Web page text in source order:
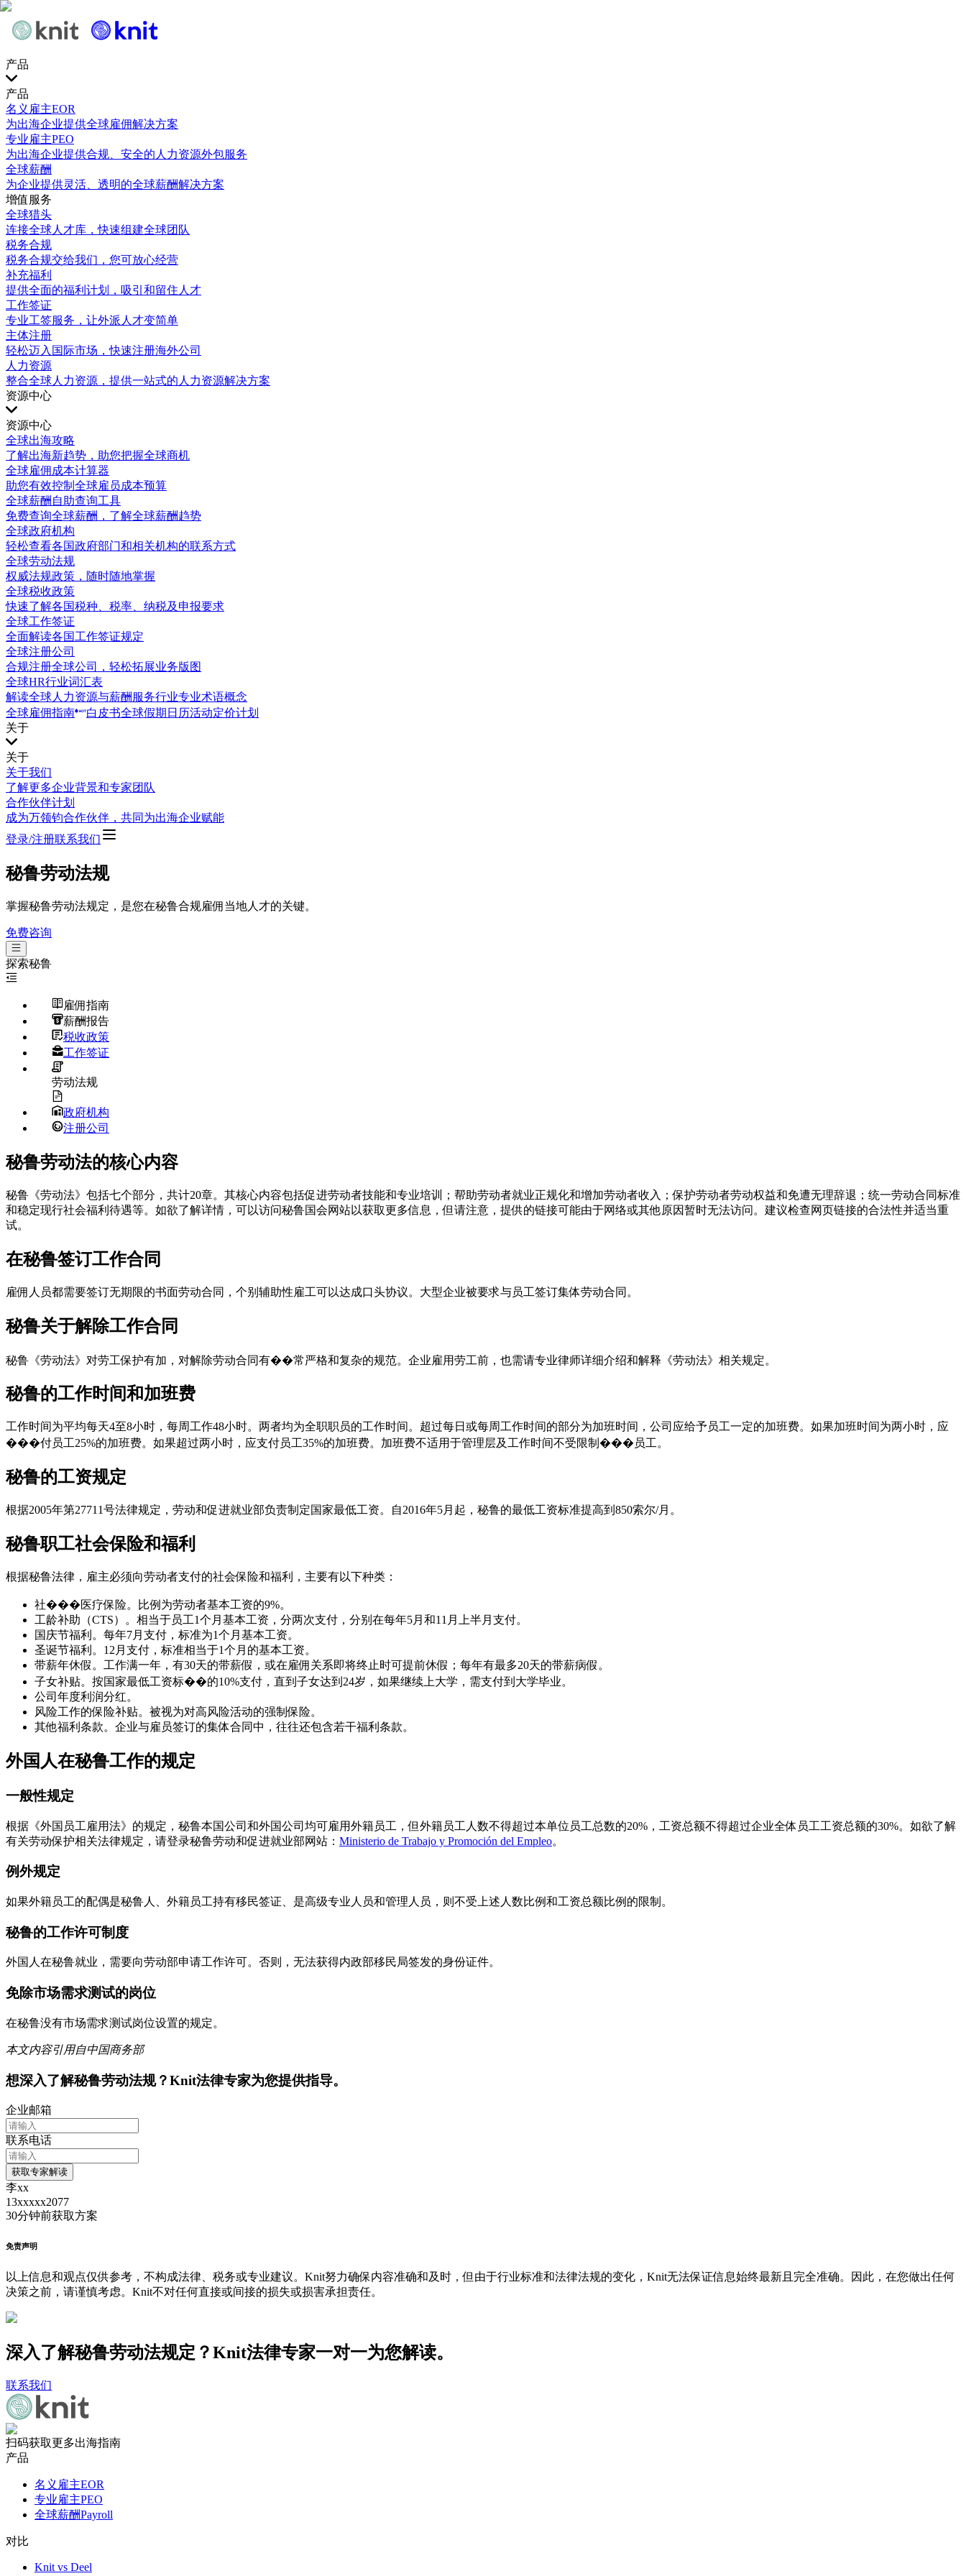
产品
产品
名义雇主EOR
为出海企业提供全球雇佣解决方案
专业雇主PEO
为出海企业提供合规、安全的人力资源外包服务
全球薪酬
为企业提供灵活、透明的全球薪酬解决方案
增值服务
全球猎头
连接全球人才库，快速组建全球团队
税务合规
税务合规交给我们，您可放心经营
补充福利
提供全面的福利计划，吸引和留住人才
工作签证
专业工签服务，让外派人才变简单
主体注册
轻松迈入国际市场，快速注册海外公司
人力资源
整合全球人力资源，提供一站式的人力资源解决方案
资源中心
资源中心
全球出海攻略
了解出海新趋势，助您把握全球商机
全球雇佣成本计算器
助您有效控制全球雇员成本预算
全球薪酬自助查询工具
免费查询全球薪酬，了解全球薪酬趋势
全球政府机构
轻松查看各国政府部门和相关机构的联系方式
全球劳动法规
权威法规政策，随时随地掌握
全球税收政策
快速了解各国税种、税率、纳税及申报要求
全球工作签证
全面解读各国工作签证规定
全球注册公司
合规注册全球公司，轻松拓展业务版图
全球HR行业词汇表
解读全球人力资源与薪酬服务行业专业术语概念
全球雇佣指南
白皮书全球假期日历活动定价计划
关于
关于
关于我们
了解更多企业背景和专家团队
合作伙伴计划
成为万领钧合作伙伴，共同为出海企业赋能
登录/注册联系我们
秘鲁劳动法规
掌握秘鲁劳动法规定，是您在秘鲁合规雇佣当地人才的关键。
免费咨询
探索秘鲁
雇佣指南
薪酬报告
税收政策
工作签证
劳动法规
政府机构
注册公司
秘鲁劳动法的核心内容
秘鲁《劳动法》包括七个部分，共计20章。其核心内容包括促进劳动者技能和专业培训；帮助劳动者就业正规化和增加劳动者收入；保护劳动者劳动权益和免遭无理辞退；统一劳动合同标准
和稳定现行社会福利待遇等。如欲了解详情，可以访问秘鲁国会网站以获取更多信息，但请注意，提供的链接可能由于网络或其他原因暂时无法访问。建议检查网页链接的合法性并适当重
试。
在秘鲁签订工作合同
雇佣人员都需要签订无期限的书面劳动合同，个别辅助性雇工可以达成口头协议。大型企业被要求与员工签订集体劳动合同。
秘鲁关于解除工作合同
秘鲁《劳动法》对劳工保护有加，对解除劳动合同有��常严格和复杂的规范。企业雇用劳工前，也需请专业律师详细介绍和解释《劳动法》相关规定。
秘鲁的工作时间和加班费
工作时间为平均每天4至8小时，每周工作48小时。两者均为全职职员的工作时间。超过每日或每周工作时间的部分为加班时间，公司应给予员工一定的加班费。如果加班时间为两小时，应
���付员工25%的加班费。如果超过两小时，应支付员工35%的加班费。加班费不适用于管理层及工作时间不受限制���员工。
秘鲁的工资规定
根据2005年第27711号法律规定，劳动和促进就业部负责制定国家最低工资。自2016年5月起，秘鲁的最低工资标准提高到850索尔/月。
秘鲁职工社会保险和福利
根据秘鲁法律，雇主必须向劳动者支付的社会保险和福利，主要有以下种类：
社���医疗保险。比例为劳动者基本工资的9%。
工龄补助（CTS）。相当于员工1个月基本工资，分两次支付，分别在每年5月和11月上半月支付。
国庆节福利。每年7月支付，标准为1个月基本工资。
圣诞节福利。12月支付，标准相当于1个月的基本工资。
带薪年休假。工作满一年，有30天的带薪假，或在雇佣关系即将终止时可提前休假；每年有最多20天的带薪病假。
子女补贴。按国家最低工资标��的10%支付，直到子女达到24岁，如果继续上大学，需支付到大学毕业。
公司年度利润分红。
风险工作的保险补贴。被视为对高风险活动的强制保险。
其他福利条款。企业与雇员签订的集体合同中，往往还包含若干福利条款。
外国人在秘鲁工作的规定
一般性规定
根据《外国员工雇用法》的规定，秘鲁本国公司和外国公司均可雇用外籍员工，但外籍员工人数不得超过本单位员工总数的20%，工资总额不得超过企业全体员工工资总额的30%。如欲了解
有关劳动保护相关法律规定，请登录秘鲁劳动和促进就业部网站： Ministerio de Trabajo y Promoción del Empleo。
例外规定
如果外籍员工的配偶是秘鲁人、外籍员工持有移民签证、是高级专业人员和管理人员，则不受上述人数比例和工资总额比例的限制。
秘鲁的工作许可制度
外国人在秘鲁就业，需要向劳动部申请工作许可。否则，无法获得内政部移民局签发的身份证件。
免除市场需求测试的岗位
在秘鲁没有市场需求测试岗位设置的规定。
本文内容引用自中国商务部
想深入了解秘鲁劳动法规？Knit法律专家为您提供指导。
企业邮箱
联系电话
获取专家解读
李xx
13xxxxx2077
30分钟前获取方案
免责声明
以上信息和观点仅供参考，不构成法律、税务或专业建议。Knit努力确保内容准确和及时，但由于行业标准和法律法规的变化，Knit无法保证信息始终最新且完全准确。因此，在您做出任何
决策之前，请谨慎考虑。Knit不对任何直接或间接的损失或损害承担责任。
深入了解秘鲁劳动法规定？Knit法律专家一对一为您解读。
联系我们
扫码获取更多出海指南
产品
名义雇主EOR
专业雇主PEO
全球薪酬Payroll
对比
Knit vs Deel